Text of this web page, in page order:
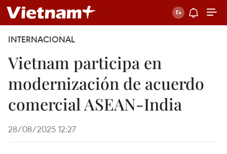
INTERNACIONAL
Vietnam participa en
modernización de acuerdo
comercial ASEAN-India
28/08/2025 12:27